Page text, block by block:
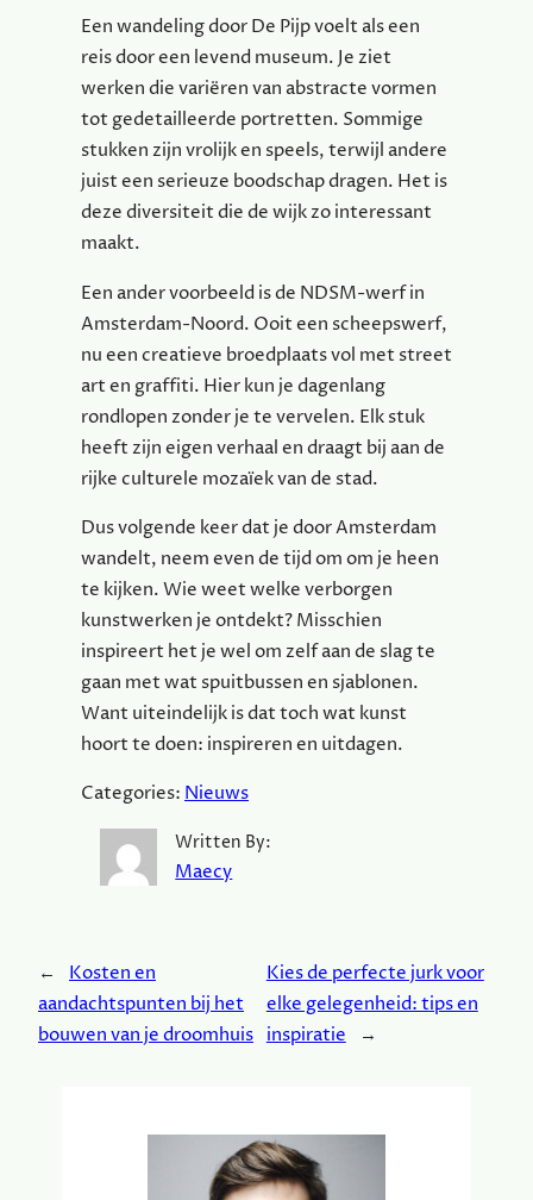
Een wandeling door De Pijp voelt als een
reis door een levend museum. Je ziet
werken die variëren van abstracte vormen
tot gedetailleerde portretten. Sommige
stukken zijn vrolijk en speels, terwijl andere
juist een serieuze boodschap dragen. Het is
deze diversiteit die de wijk zo interessant
maakt.
Een ander voorbeeld is de NDSM-werf in
Amsterdam-Noord. Ooit een scheepswerf,
nu een creatieve broedplaats vol met street
art en graffiti. Hier kun je dagenlang
rondlopen zonder je te vervelen. Elk stuk
heeft zijn eigen verhaal en draagt bij aan de
rijke culturele mozaïek van de stad.
Dus volgende keer dat je door Amsterdam
wandelt, neem even de tijd om om je heen
te kijken. Wie weet welke verborgen
kunstwerken je ontdekt? Misschien
inspireert het je wel om zelf aan de slag te
gaan met wat spuitbussen en sjablonen.
Want uiteindelijk is dat toch wat kunst
hoort te doen: inspireren en uitdagen.
Categories: Nieuws
Written By:
Maecy
←
Kosten en
aandachtspunten bij het
bouwen van je droomhuis
Kies de perfecte jurk voor
elke gelegenheid: tips en
inspiratie
→